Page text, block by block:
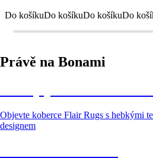
Do košíkuDo košíkuDo košíkuDo
Právě na Bonami
Objevte koberce Flair Rugs s hebkými
designem